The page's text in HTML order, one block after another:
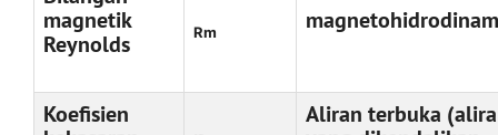
magnetik
Reynolds
Rm
Koefisien
Aliran terbuka